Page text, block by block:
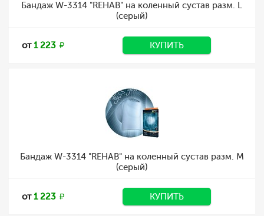
Бандаж W-3314 "REHAB" на коленный сустав разм. L
(серый)
от1 223 КУПИТЬ
Бандаж W-3314 "REHAB" на коленный сустав разм. M
(серый)
от1 223 КУПИТЬ